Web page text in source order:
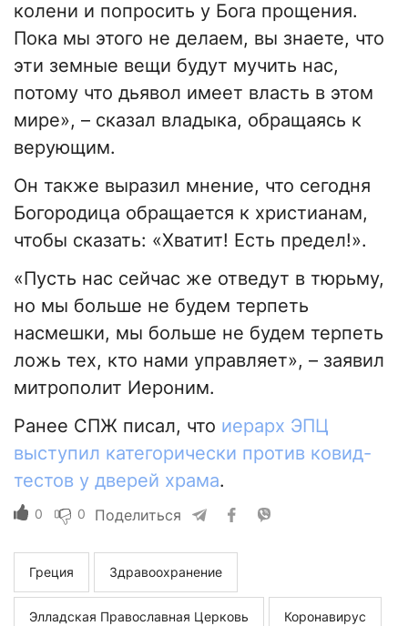
колени и попросить у Бога прощения.
Пока мы этого не делаем, вы знаете, что
эти земные вещи будут мучить нас,
потому что дьявол имеет власть в этом
мире», – сказал владыка, обращаясь к
верующим.
Он также выразил мнение, что сегодня
Богородица обращается к христианам,
чтобы сказать: «Хватит! Есть предел!».
«Пусть нас сейчас же отведут в тюрьму,
но мы больше не будем терпеть
насмешки, мы больше не будем терпеть
ложь тех, кто нами управляет», – заявил
митрополит Иероним.
Ранее СПЖ писал, что иерарх ЭПЦ
выступил категорически против ковид-
тестов у дверей храма.
0 0 Поделиться
Греция Здравоохранение
Элладская Православная Церковь Коронавирус